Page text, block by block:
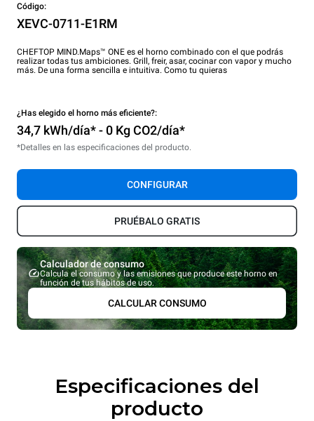
Código:
XEVC-0711-E1RM
CHEFTOP MIND.Maps™ ONE es el horno combinado con el que podrás
realizar todas tus ambiciones. Grill, freir, asar, cocinar con vapor y mucho
más. De una forma sencilla e intuitiva. Como tu quieras
¿Has elegido el horno más eficiente?:
34,7 kWh/día* - 0 Kg CO2/día*
*Detalles en las especificaciones del producto.
CONFIGURAR
PRUÉBALO GRATIS
Calculador de consumo
Calcula el consumo y las emisiones que produce este horno en
función de tus hábitos de uso.
CALCULAR CONSUMO
Especificaciones del
producto